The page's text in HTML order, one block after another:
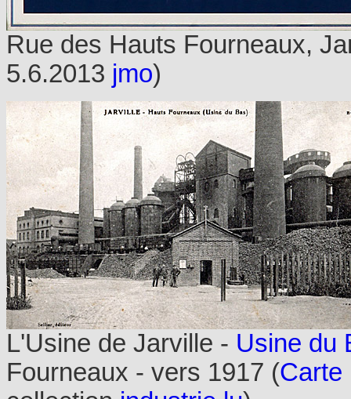
Rue des Hauts Fourneaux,
5.6.2013 jmo)
L'Usine de Jarville - Usine du
Fourneaux - vers 1917 (Carte